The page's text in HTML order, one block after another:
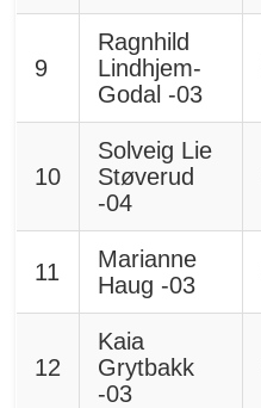
9
Ragnhild
Lindhjem-
Godal -03
10
Solveig Lie
Støverud
-04
11
Marianne
Haug -03
12
Kaia
Grytbakk
-03